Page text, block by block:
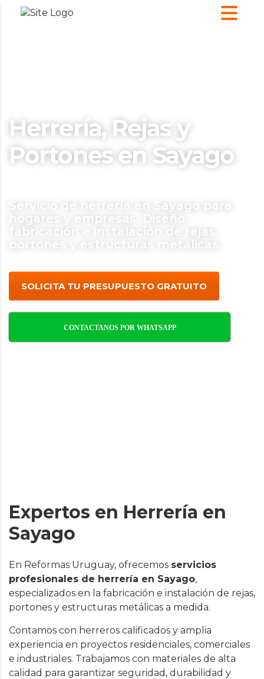
Herrería, Rejas y
Portones en Sayago
Servicio de herrería en Sayago para
hogares y empresas. Diseño,
fabricación e instalación de rejas,
portones y estructuras metálicas.
SOLICITA TU PRESUPUESTO GRATUITO
CONTACTANOS POR WHATSAPP
Expertos en Herrería en
Sayago
En Reformas Uruguay, ofrecemos servicios
profesionales de herrería en Sayago,
especializados en la fabricación e instalación de rejas,
portones y estructuras metálicas a medida.
Contamos con herreros calificados y amplia
experiencia en proyectos residenciales, comerciales
e industriales. Trabajamos con materiales de alta
calidad para garantizar seguridad, durabilidad y